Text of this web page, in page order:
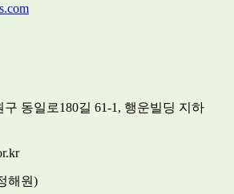
동일로180길 61-1, 행운빌딩 지하
해원)